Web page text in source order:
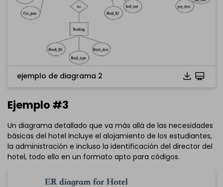
ejemplo de diagrama 2
Ejemplo #3
Un diagrama detallado que va más allá de las necesidades
básicas del hotel incluye el alojamiento de los estudiantes,
la administración e incluso la identificación del director del
hotel, todo ello en un formato apto para códigos.